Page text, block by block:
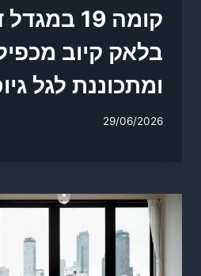
קומה 19
בלאק קיוב
ומתכוננת לגל
29/06/2026